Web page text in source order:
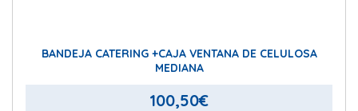
BANDEJA CATERING +CAJA VENTANA DE CELULOSA
MEDIANA
100,50€